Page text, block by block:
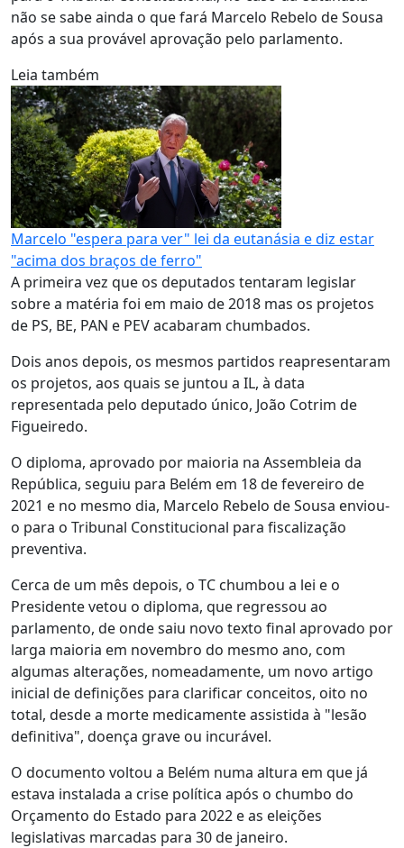
não se sabe ainda o que fará Marcelo Rebelo de Sousa
após a sua provável aprovação pelo parlamento.
Leia também
Marcelo "espera para ver" lei da eutanásia e diz estar
"acima dos braços de ferro"
A primeira vez que os deputados tentaram legislar
sobre a matéria foi em maio de 2018 mas os projetos
de PS, BE, PAN e PEV acabaram chumbados.
Dois anos depois, os mesmos partidos reapresentaram
os projetos, aos quais se juntou a IL, à data
representada pelo deputado único, João Cotrim de
Figueiredo.
O diploma, aprovado por maioria na Assembleia da
República, seguiu para Belém em 18 de fevereiro de
2021 e no mesmo dia, Marcelo Rebelo de Sousa enviou-
o para o Tribunal Constitucional para fiscalização
preventiva.
Cerca de um mês depois, o TC chumbou a lei e o
Presidente vetou o diploma, que regressou ao
parlamento, de onde saiu novo texto final aprovado por
larga maioria em novembro do mesmo ano, com
algumas alterações, nomeadamente, um novo artigo
inicial de definições para clarificar conceitos, oito no
total, desde a morte medicamente assistida à "lesão
definitiva", doença grave ou incurável.
O documento voltou a Belém numa altura em que já
estava instalada a crise política após o chumbo do
Orçamento do Estado para 2022 e as eleições
legislativas marcadas para 30 de janeiro.